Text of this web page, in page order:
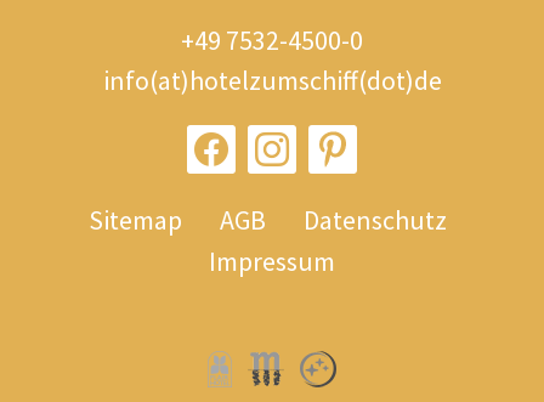
+49 7532-4500-0
info(at)hotelzumschiff(dot)de
Sitemap AGB
Datenschutz
Impressum